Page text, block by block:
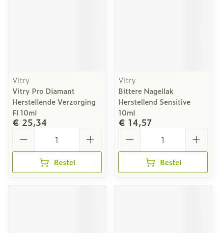
Vitry
Vitry Pro Diamant
Herstellende Verzorging
Fl 10ml
€ 25,34
Bestel
Vitry
Bittere Nagellak
Herstellend Sensitive
10ml
€ 14,57
Bestel